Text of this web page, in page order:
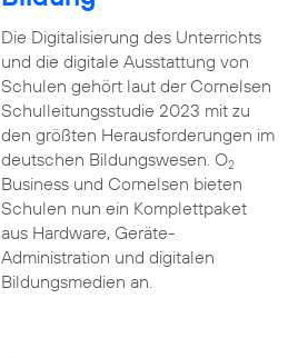
Die Digitalisierung des Unterrichts
und die digitale Ausstattung von
Schulen gehört laut der Cornelsen
Schulleitungsstudie 2023 mit zu
den größten Herausforderungen im
deutschen Bildungswesen. O2
Business und Cornelsen bieten
Schulen nun ein Komplettpaket
aus Hardware, Geräte-
Administration und digitalen
Bildungsmedien an.